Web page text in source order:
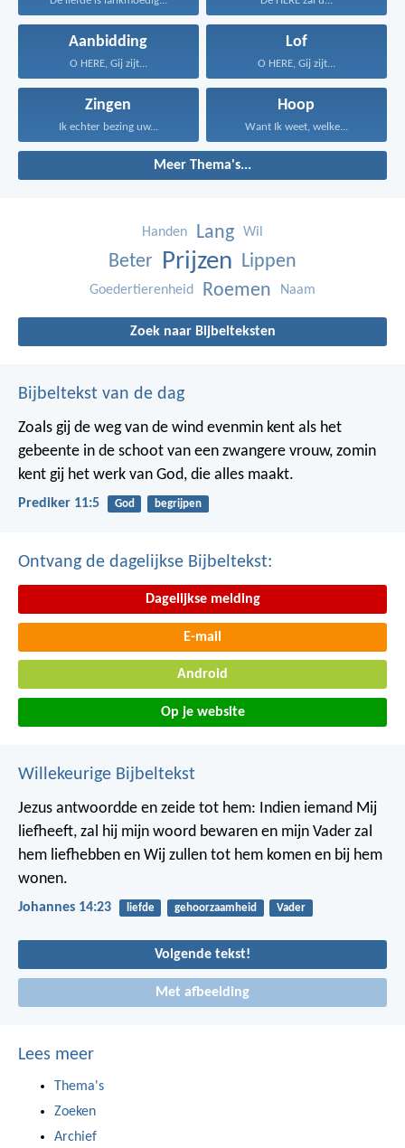
Aanbidding
O HERE, Gij zijt...
Lof
O HERE, Gij zijt...
Zingen
Ik echter bezing uw...
Hoop
Want Ik weet, welke...
Meer Thema's...
Handen Lang Wil
Beter Prijzen Lippen
Goedertierenheid Roemen Naam
Zoek naar Bijbelteksten
Bijbeltekst van de dag
Zoals gij de weg van de wind evenmin kent als het
gebeente in de schoot van een zwangere vrouw, zomin
kent gij het werk van God, die alles maakt.
Prediker 11:5 God begrijpen
Ontvang de dagelijkse Bijbeltekst:
Dagelijkse melding
E-mail
Android
Op je website
Willekeurige Bijbeltekst
Jezus antwoordde en zeide tot hem: Indien iemand Mij
liefheeft, zal hij mijn woord bewaren en mijn Vader zal
hem liefhebben en Wij zullen tot hem komen en bij hem
wonen.
Johannes 14:23 liefde gehoorzaamheid Vader
Volgende tekst!
Met afbeelding
Lees meer
Thema's
Zoeken
Archief